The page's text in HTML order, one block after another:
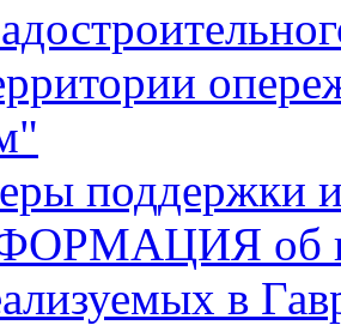
поддержки
об
в